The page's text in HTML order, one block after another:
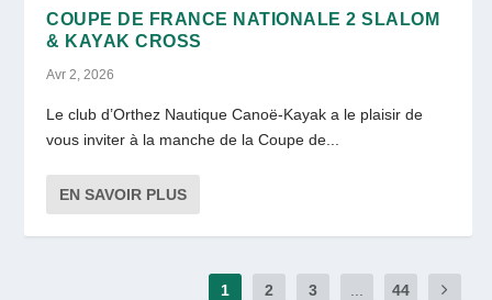
COUPE DE FRANCE NATIONALE 2 SLALOM
& KAYAK CROSS
Avr 2, 2026
Le club d’Orthez Nautique Canoë-Kayak a le plaisir de
vous inviter à la manche de la Coupe de...
EN SAVOIR PLUS
1 2 3 44